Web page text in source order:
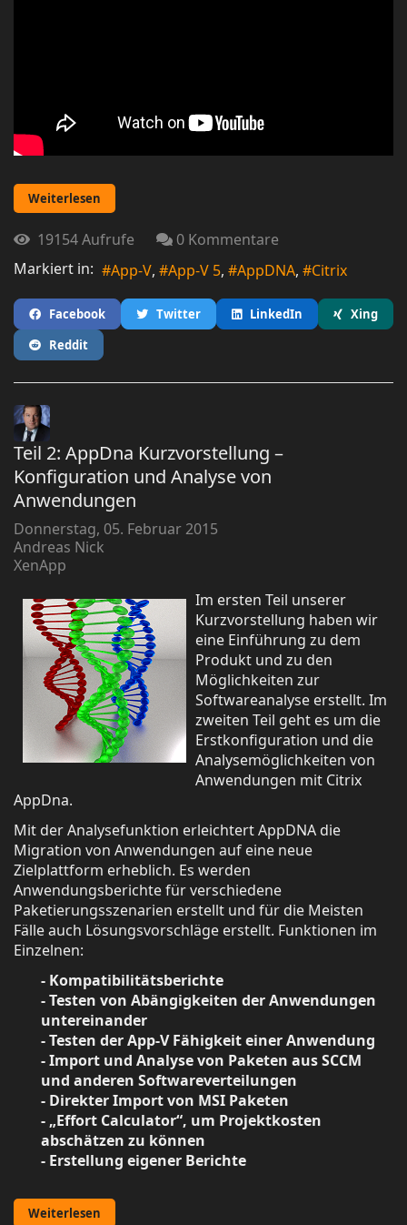
Weiterlesen
19154 Aufrufe
0 Kommentare
Markiert in:
App-V App-V 5 AppDNA Citrix
Facebook Twitter LinkedIn
Xing
Reddit
Teil 2: AppDna Kurzvorstellung –
Konfiguration und Analyse von
Anwendungen
Donnerstag, 05. Februar 2015
Andreas Nick
XenApp
Im ersten Teil unserer
Kurzvorstellung haben wir
eine Einführung zu dem
Produkt und zu den
Möglichkeiten zur
Softwareanalyse erstellt. Im
zweiten Teil geht es um die
Erstkonfiguration und die
Analysemöglichkeiten von
Anwendungen mit Citrix
AppDna.
Mit der Analysefunktion erleichtert AppDNA die
Migration von Anwendungen auf eine neue
Zielplattform erheblich. Es werden
Anwendungsberichte für verschiedene
Paketierungsszenarien erstellt und für die Meisten
Fälle auch Lösungsvorschläge erstellt. Funktionen im
Einzelnen:
- Kompatibilitätsberichte
- Testen von Abängigkeiten der Anwendungen
untereinander
- Testen der App-V Fähigkeit einer Anwendung
- Import und Analyse von Paketen aus SCCM
und anderen Softwareverteilungen
- Direkter Import von MSI Paketen
- „Effort Calculator“, um Projektkosten
abschätzen zu können
- Erstellung eigener Berichte
Weiterlesen